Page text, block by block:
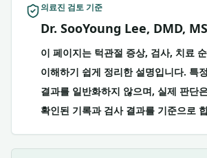
의료진 검토 기준
Dr. SooYoung Lee, DMD,
이 페이지는 턱관절 증상, 검사, 치료
이해하기 쉽게 정리한 설명입니다. 특
결과를 일반화하지 않으며, 실제 판단
확인된 기록과 검사 결과를 기준으로